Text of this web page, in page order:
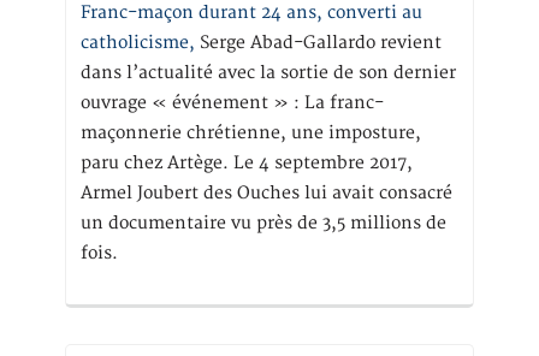
Franc-maçon durant 24 ans, converti au
catholicisme, Serge Abad-Gallardo revient
dans l’actualité avec la sortie de son dernier
ouvrage « événement » : La franc-
maçonnerie chrétienne, une imposture,
paru chez Artège. Le 4 septembre 2017,
Armel Joubert des Ouches lui avait consacré
un documentaire vu près de 3,5 millions de
fois.